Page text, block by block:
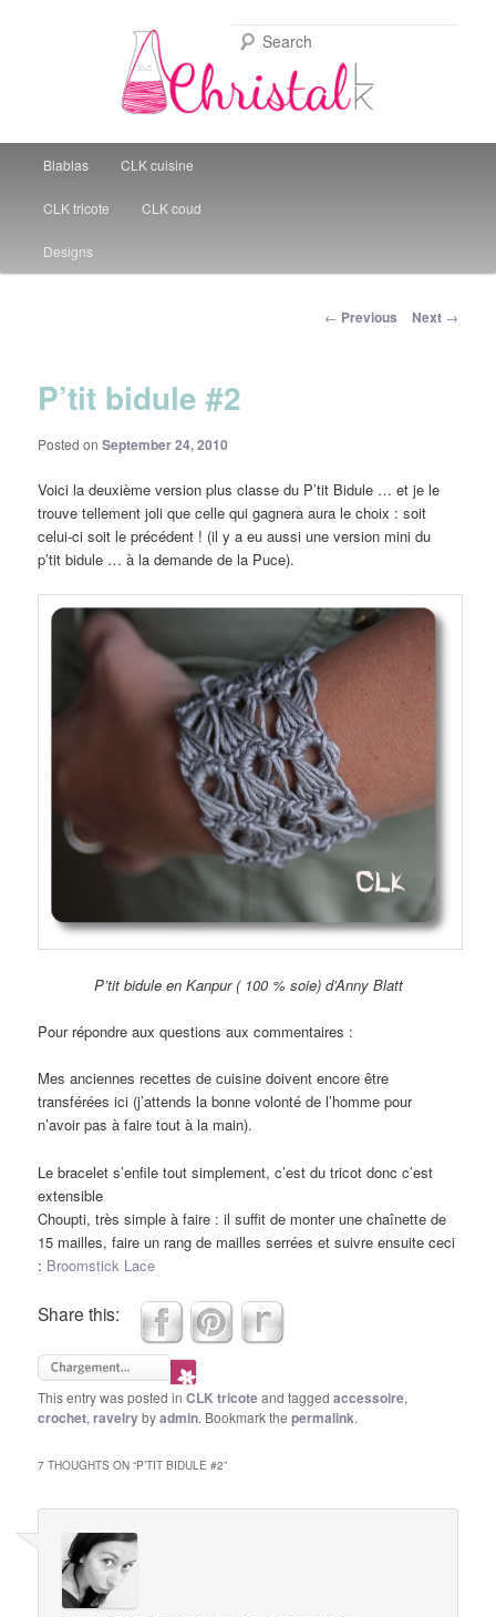
Christal Little Kitchen
Skip to primary content
Blablas CLK cuisine
CLK tricote CLK coud
Designs
Post navigation
← Previous Next →
P’tit bidule #2
Posted onSeptember 24, 2010
Voici la deuxième version plus classe du P’tit Bidule … et je le
trouve tellement joli que celle qui gagnera aura le choix : soit
celui-ci soit le précédent ! (il y a eu aussi une version mini du
p’tit bidule … à la demande de la Puce).
P’tit bidule en Kanpur ( 100 % soie) d’Anny Blatt
Pour répondre aux questions aux commentaires :
Mes anciennes recettes de cuisine doivent encore être
transférées ici (j’attends la bonne volonté de l’homme pour
n’avoir pas à faire tout à la main).
Le bracelet s’enfile tout simplement, c’est du tricot donc c’est
extensible
Choupti, très simple à faire : il suffit de monter une chaînette de
15 mailles, faire un rang de mailles serrées et suivre ensuite ceci
: Broomstick Lace
Share this:
This entry was posted inCLK tricoteand taggedaccessoire,
crochet,ravelrybyadmin. Bookmark thepermalink.
7 THOUGHTS ON “P’TIT BIDULE #2”